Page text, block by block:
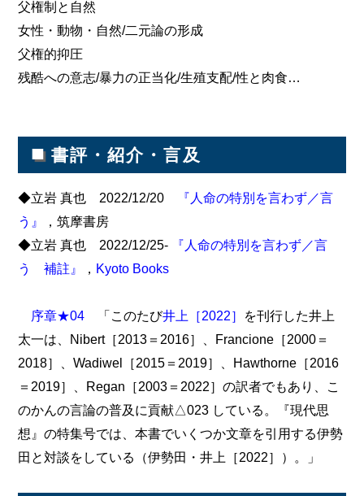
父権制と自然
女性・動物・自然/二元論の形成
父権的抑圧
残酷への意志/暴力の正当化/生殖支配/性と肉食…
■ 書評・紹介・言及
◆立岩 真也 2022/12/20
『人命の特別を言わず／言
う』
，筑摩書房
◆立岩 真也 2022/12/25-
『人命の特別を言わず／言
う 補註』
， Kyoto Books
序章★04 「このたび井上［2022］ を刊行した井上
太一は、Nibert［2013＝2016］、Francione［2000＝
2018］、Wadiwel［2015＝2019］、Hawthorne［2016
＝2019］、Regan［2003＝2022］の訳者でもあり、こ
のかんの言論の普及に貢献△023 している。『現代思
想』の特集号では、本書でいくつか文章を引用する伊勢
田と対談をしている（伊勢田・井上［2022］）。」